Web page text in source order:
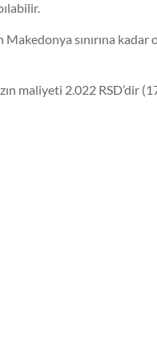
sınırına kadar
maliyeti 2.022 RSD’dir